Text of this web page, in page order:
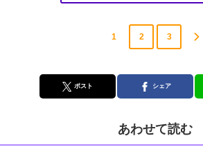
1 2 3
ポスト シェア
あわせて読む